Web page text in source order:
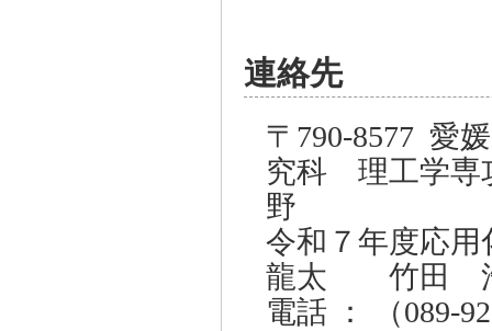
連絡先
〒790-8577 愛
究科 理工学
野
令和７年度応
龍太 竹田
電話 ： （089-